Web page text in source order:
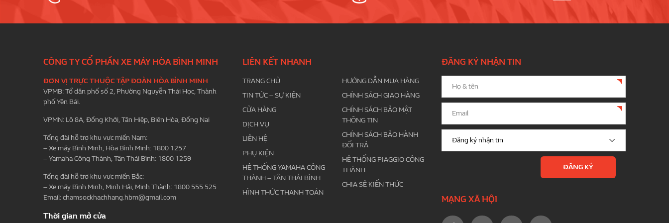
CÔNG TY CỔ PHẦN XE MÁY HÒA BÌNH MINH
ĐƠN VỊ TRỰC THUỘC TẬP ĐOÀN HÒA BÌNH MINH
VPMB: Tổ dân phố số 2, Phường Nguyễn Thái Học, Thành
phố Yên Bái.
VPMN: Lô 8A, Đồng Khởi, Tân Hiệp, Biên Hòa, Đồng Nai
Tổng đài hỗ trợ khu vực miền Nam:
– Xe máy Bình Minh, Hòa Bình Minh: 1800 1257
– Yamaha Công Thành, Tân Thái Bình: 1800 1259
Tổng đài hỗ trợ khu vực miền Bắc:
– Xe máy Bình Minh, Minh Hải, Minh Thành: 1800 555 525
Email:chamsockhachhang.hbm@gmail.com
Thời gian mở cửa
LIÊN KẾT NHANH
TRANG CHỦ
TIN TỨC – SỰ KIỆN
CỬA HÀNG
DỊCH VỤ
LIÊN HỆ
PHỤ KIỆN
HỆ THỐNG YAMAHA CÔNG
THÀNH – TÂN THÁI BÌNH
HÌNH THỨC THANH TOÁN
HƯỚNG DẪN MUA HÀNG
CHÍNH SÁCH GIAO HÀNG
CHÍNH SÁCH BẢO MẬT
THÔNG TIN
CHÍNH SÁCH BẢO HÀNH
ĐỔI TRẢ
HỆ THỐNG PIAGGIO CÔNG
THÀNH
CHIA SẺ KIẾN THỨC
ĐĂNG KÝ NHẬN TIN
MẠNG XÃ HỘI